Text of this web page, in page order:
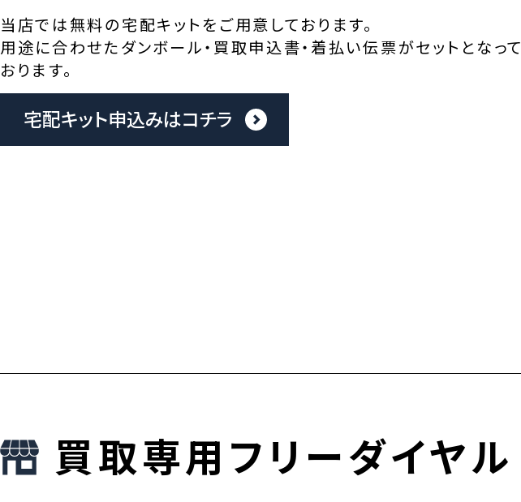
当店では無料の宅配キットをご用意しております。
用途に合わせたダンボール・買取申込書・着払い伝票がセットとなって
おります。
宅配キット申込みはコチラ
買取専用フリーダイヤル